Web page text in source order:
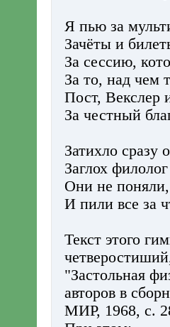
Я пью за
Зачёты и
За сессию,
За то, над чем
Пост, Векслер
За честный
Затихло сразу
Заглох
Они не
И пили все за
Текст этого
"Застольная
авторов в
МИР, 1968, с.